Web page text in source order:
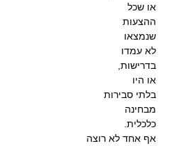
או שכל
ההצעות
שנמצאו
לא עמדו
בדרישות,
או היו
בלתי סבירות
מבחינה
כלכלית.
אף אחד לא רוצה